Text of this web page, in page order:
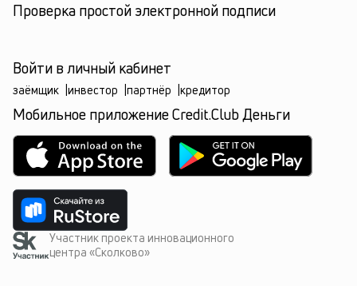
Проверка простой электронной подписи
Войти в личный кабинет
заёмщик инвестор партнёр кредитор
Мобильное приложение Credit.Club Деньги
Участник проекта инновационного
центра «Сколково»